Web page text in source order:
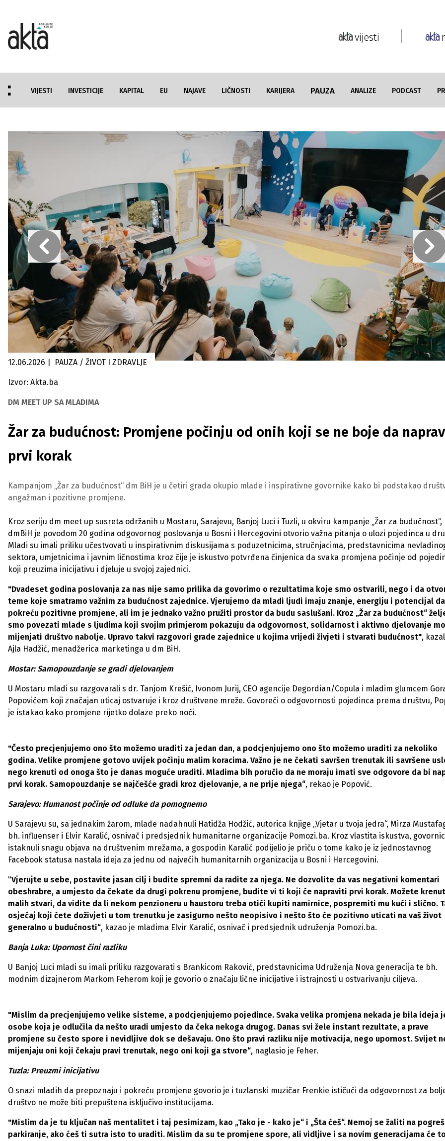
vijesti
VIJESTI INVESTICIJE KAPITAL EU NAJAVE LIČNOSTI KARIJERA PAUZA ANALIZE PODCAST
12.06.2026 PAUZA / ŽIVOT I ZDRAVLJE
Izvor: Akta.ba
DM MEET UP SA MLADIMA
Žar za budućnost: Promjene počinju od onih koji se ne boje da
prvi korak
Kampanjom „Žar za budućnost“ dm BiH je u četiri grada okupio mlade i inspirativne govornike kako bi podstakao
angažman i pozitivne promjene.
Kroz seriju dm meet up susreta održanih u Mostaru, Sarajevu, Banjoj Luci i Tuzli, u okviru kampanje „Žar za budućnost“,
dmBiH je povodom 20 godina odgovornog poslovanja u Bosni i Hercegovini otvorio važna pitanja o ulozi pojedinca u
Mladi su imali priliku učestvovati u inspirativnim diskusijama s poduzetnicima, stručnjacima, predstavnicima
sektora, umjetnicima i javnim ličnostima kroz čije je iskustvo potvrđena činjenica da svaka promjena počinje od
koji preuzima inicijativu i djeluje u svojoj zajednici.
"Dvadeset godina poslovanja za nas nije samo prilika da govorimo o rezultatima koje smo ostvarili, nego i da
teme koje smatramo važnim za budućnost zajednice. Vjerujemo da mladi ljudi imaju znanje, energiju i potencijal da
pokreću pozitivne promjene, ali im je jednako važno pružiti prostor da budu saslušani. Kroz „Žar za budućnost“
smo povezati mlade s ljudima koji svojim primjerom pokazuju da odgovornost, solidarnost i aktivno djelovanje
mijenjati društvo nabolje. Upravo takvi razgovori grade zajednice u kojima vrijedi živjeti i stvarati budućnost",
Ajla Hadžić, menadžerica marketinga u dm BiH.
Mostar: Samopouzdanje se gradi djelovanjem
U Mostaru mladi su razgovarali s dr. Tanjom Krešić, Ivonom Jurij, CEO agencije Degordian/Copula i mladim glumcem
Popovićem koji značajan uticaj ostvaruje i kroz društvene mreže. Govoreći o odgovornosti pojedinca prema društvu,
je istakao kako promjene rijetko dolaze preko noći.
"Često precjenjujemo ono što možemo uraditi za jedan dan, a podcjenjujemo ono što možemo uraditi za nekoliko
godina. Velike promjene gotovo uvijek počinju malim koracima. Važno je ne čekati savršen trenutak ili savršene
nego krenuti od onoga što je danas moguće uraditi. Mladima bih poručio da ne moraju imati sve odgovore da bi
prvi korak. Samopouzdanje se najčešće gradi kroz djelovanje, a ne prije njega“, rekao je Popović.
Sarajevo: Humanost počinje od odluke da pomognemo
U Sarajevu su, sa jednakim žarom, mlade nadahnuli Hatidža Hodžić, autorica knjige „Vjetar u tvoja jedra“, Mirza
bh. influenser i Elvir Karalić, osnivač i predsjednik humanitarne organizacije Pomozi.ba. Kroz vlastita iskustva,
istaknuli snagu objava na društvenim mrežama, a gospodin Karalić podijelio je priču o tome kako je iz jednostavnog
Facebook statusa nastala ideja za jednu od najvećih humanitarnih organizacija u Bosni i Hercegovini.
"Vjerujte u sebe, postavite jasan cilj i budite spremni da radite za njega. Ne dozvolite da vas negativni komentari
obeshrabre, a umjesto da čekate da drugi pokrenu promjene, budite vi ti koji će napraviti prvi korak. Možete
malih stvari, da vidite da li nekom penzioneru u haustoru treba otići kupiti namirnice, pospremiti mu kući i slično.
osjećaj koji ćete doživjeti u tom trenutku je zasigurno nešto neopisivo i nešto što će pozitivno uticati na vaš život
generalno u budućnosti“, kazao je mladima Elvir Karalić, osnivač i predsjednik udruženja Pomozi.ba.
Banja Luka: Upornost čini razliku
U Banjoj Luci mladi su imali priliku razgovarati s Brankicom Raković, predstavnicima Udruženja Nova generacija te bh.
modnim dizajnerom Markom Feherom koji je govorio o značaju lične inicijative i istrajnosti u ostvarivanju ciljeva.
"Mislim da precjenjujemo velike sisteme, a podcjenjujemo pojedince. Svaka velika promjena nekada je bila ideja
osobe koja je odlučila da nešto uradi umjesto da čeka nekoga drugog. Danas svi žele instant rezultate, a prave
promjene su često spore i nevidljive dok se dešavaju. Ono što pravi razliku nije motivacija, nego upornost. Svijet
mijenjaju oni koji čekaju pravi trenutak, nego oni koji ga stvore“, naglasio je Feher.
Tuzla: Preuzmi inicijativu
O snazi mladih da prepoznaju i pokreću promjene govorio je i tuzlanski muzičar Frenkie ističući da odgovornost za
društvo ne može biti prepuštena isključivo institucijama.
"Mislim da je tu ključan naš mentalitet i taj pesimizam, kao „Tako je - kako je“ i „Šta ćeš“. Nemoj se žaliti na
parkiranje, ako ćeš ti sutra isto to uraditi. Mislim da su te promjene spore, ali vidljive i sa novim generacijama će